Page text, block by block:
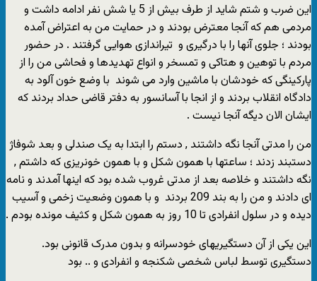
این ضرب و شتم شاید از طرف بیش از 5 یا شش نفر ادامه داشت و
مردمی هم که آنجا معترض بودند و در حمایت من به اعتراض آمده
بودند ؛ جلوی آنها را با درگیری و تیراندازی هوایی گرفتند . در حضور
مردم با توهین و هتاکی و تمسخر و انواع تهدیدها و فحاشی من را از
پارکینگی که خودشان با ماشین وارد می شوند با وضع خون آلود به
دادگاه انقلاب بردند و از انجا با آسانسور به دفتر قاضی حداد بردند که
ایشان الان دیگه آنجا نیست .
من را مدتی آنجا نگه داشتند , دستم را ابتدا به یک صندلی و بعد شوفاژ
دستبند زدند ؛ ساعتها با همون شکل و با همون خونریزی که داشتم ,
نگه داشتند و خلاصه بعد از مدتی غروب شده بود که اینها آمدند و نامه
ای دادند و من را به بند 209 بردند و با همون وضعیت زخمی و آسیب
دیده و در سلول انفرادی تا 10 روز به همون شکل و کثیف مونده بودم .
این یکی از آن دستگیریهای خودسرانه و بدون مدرک قانونی بود.
دستگیری توسط لباس شخصی شکنجه و انفرادی و .. بود